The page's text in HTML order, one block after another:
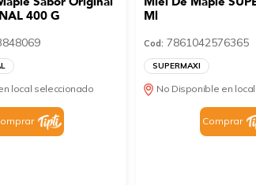
400 G
local seleccionado
Ml
Cod: 7861042576365
SUPERMAXI
No Disponible en
Comprar